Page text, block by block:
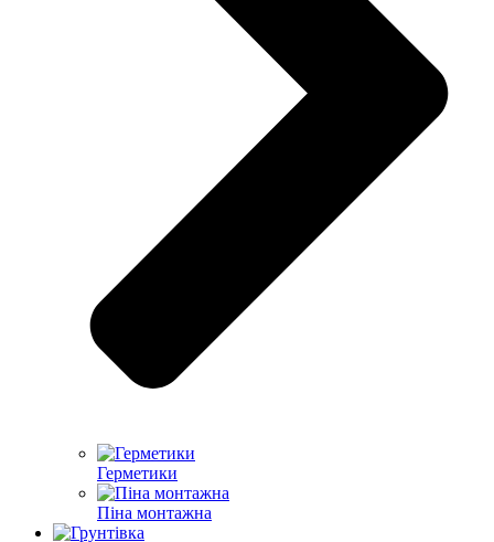
Герметики
Піна монтажна